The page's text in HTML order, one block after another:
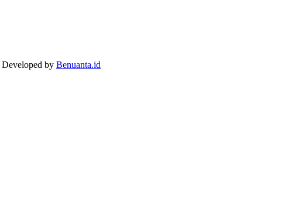
by Benuanta.id